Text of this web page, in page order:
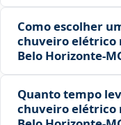
Como escolher
chuveiro elétrico
Belo
Quanto tempo
chuveiro elétrico